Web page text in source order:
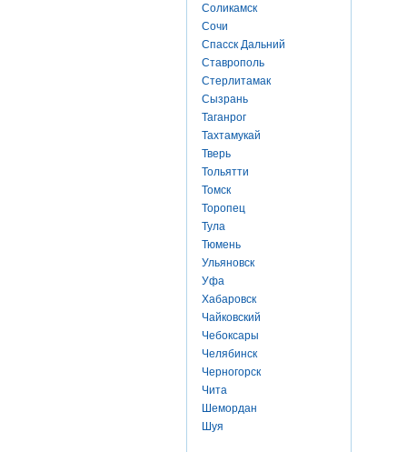
Соликамск
Сочи
Спасск Дальний
Ставрополь
Стерлитамак
Сызрань
Таганрог
Тахтамукай
Тверь
Тольятти
Томск
Торопец
Тула
Тюмень
Ульяновск
Уфа
Хабаровск
Чайковский
Чебоксары
Челябинск
Черногорск
Чита
Шемордан
Шуя